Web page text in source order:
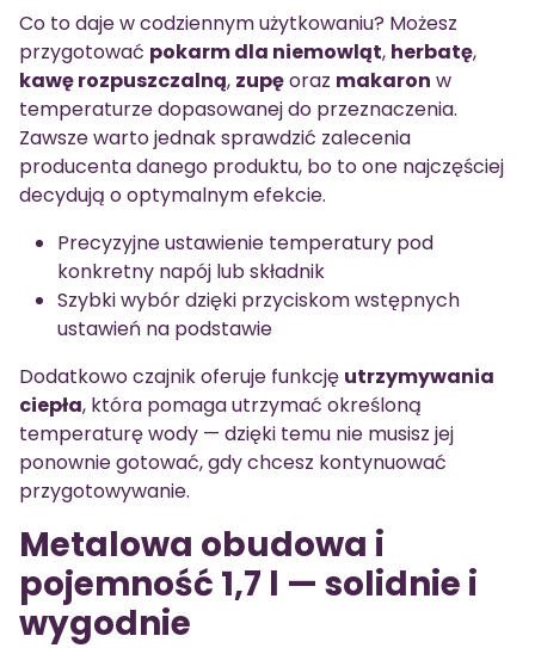
Co to daje w codziennym użytkowaniu? Możesz
przygotować pokarm dla niemowląt, herbatę,
kawę rozpuszczalną, zupęoraz makaron w
temperaturze dopasowanej do przeznaczenia.
Zawsze warto jednak sprawdzić zalecenia
producenta danego produktu, bo to one najczęściej
decydują o optymalnym efekcie.
Precyzyjne ustawienie temperatury pod
konkretny napój lub składnik
Szybki wybór dzięki przyciskom wstępnych
ustawień na podstawie
Dodatkowo czajnik oferuje funkcję utrzymywania
ciepła, która pomaga utrzymać określoną
temperaturę wody — dzięki temu nie musisz jej
ponownie gotować, gdy chcesz kontynuować
przygotowywanie.
Metalowa obudowa i
pojemność 1,7 l — solidnie i
wygodnie